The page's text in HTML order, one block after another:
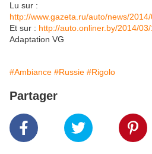
Lu sur :
http://www.gazeta.ru/auto/news/
Et sur : http://auto.onliner.by/2014/
Adaptation VG
#Ambiance #Russie #Rigolo
Partager